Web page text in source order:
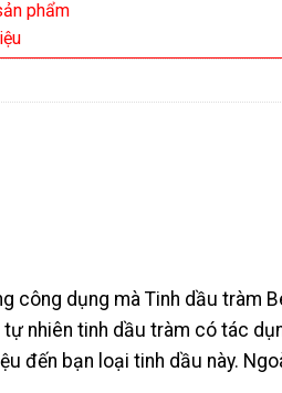
phẩm
dụng mà Tinh dầu tràm
nhiên tinh dầu tràm có tác
đến bạn loại tinh dầu này.